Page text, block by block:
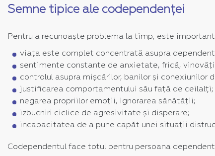
Semne tipice ale codependenței
Pentru a recunoaște problema la timp, este
viața este complet concentrată asupra
sentimente constante de anxietate, frică,
controlul asupra mișcărilor, banilor și conexiunilor
justificarea comportamentului său față de ceilalți;
negarea propriilor emoții, ignorarea sănătății;
izbucniri ciclice de agresivitate și disperare;
incapacitatea de a pune capăt unei situații
Codependentul face totul pentru persoana